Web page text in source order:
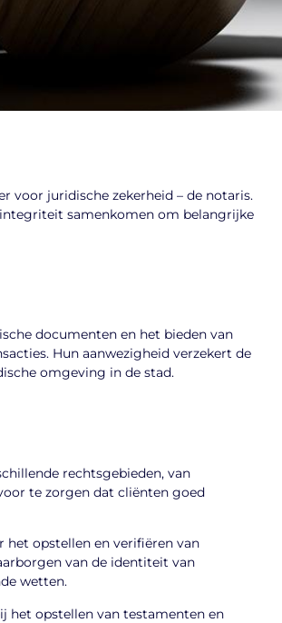
voor juridische zekerheid – de notaris.
samenkomen om belangrijke
documenten en het bieden van
Hun aanwezigheid verzekert de
omgeving in de stad.
rechtsgebieden, van
te zorgen dat cliënten goed
opstellen en verifiëren van
van de identiteit van
wetten.
het opstellen van testamenten en